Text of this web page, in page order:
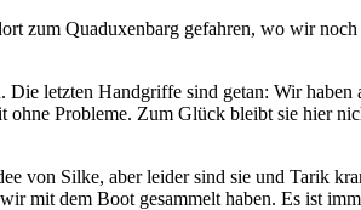
zum Quaduxenbarg gefahren, wo wir
letzten Handgriffe sind getan: Wir haben
ohne Probleme. Zum Glück bleibt sie hier
von Silke, aber leider sind sie und Tarik
mit dem Boot gesammelt haben. Es ist